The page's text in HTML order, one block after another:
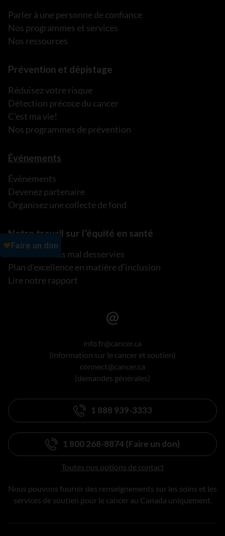
Parler à une personne de confiance
Nos programmes et services
Nos ressources
Prévention et dépistage
Réduisez votre risque
Détection précoce du cancer
C’est ma vie!
Nos programmes de prévention
Événements
Événements
Devenez partenaire
Organisez une collecte de fond
Notre travail sur l’équité en santé
Communautés mal desservies
Plan d’excellence en matière d’inclusion
Lire notre rapport
info.fr@cancer.ca
(information sur le cancer et soutien)
connect@cancer.ca
(demandes générales)
1 888 939-3333
1 800 268-8874 (Faire un don)
Toutes nos options de contact
Nous pouvons fournir des renseignements sur les soins et les
services de soutien pour le cancer au Canada uniquement.